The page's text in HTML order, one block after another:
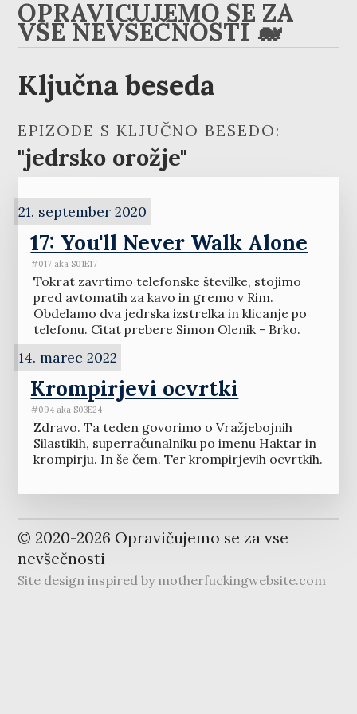
OPRAVIČUJEMO SE ZA
VSE NEVŠEČNOSTI 🐋
Ključna beseda
EPIZODE S KLJUČNO BESEDO:
"jedrsko orožje"
21. september 2020
17: You'll Never Walk Alone
#017 aka S01E17
Tokrat zavrtimo telefonske številke, stojimo
pred avtomatih za kavo in gremo v Rim.
Obdelamo dva jedrska izstrelka in klicanje po
telefonu. Citat prebere Simon Olenik - Brko.
14. marec 2022
Krompirjevi ocvrtki
#094 aka S03E24
Zdravo. Ta teden govorimo o Vražjebojnih
Silastikih, superračunalniku po imenu Haktar in
krompirju. In še čem. Ter krompirjevih ocvrtkih.
© 2020-2026 Opravičujemo se za vse
nevšečnosti
Site design inspired by motherfuckingwebsite.com